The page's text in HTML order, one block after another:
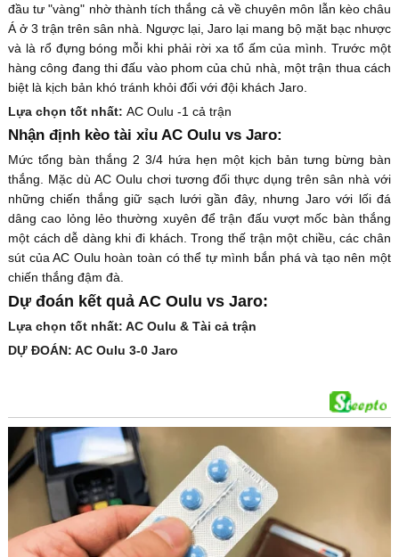
đầu tư "vàng" nhờ thành tích thắng cả về chuyên môn lẫn kèo châu
Á ở 3 trận trên sân nhà. Ngược lại, Jaro lại mang bộ mặt bạc nhược
và là rổ đựng bóng mỗi khi phải rời xa tổ ấm của mình. Trước một
hàng công đang thi đấu vào phom của chủ nhà, một trận thua cách
biệt là kịch bản khó tránh khỏi đối với đội khách Jaro.
Lựa chọn tốt nhất: AC Oulu -1 cả trận
Nhận định kèo tài xỉu AC Oulu vs Jaro:
Mức tổng bàn thắng 2 3/4 hứa hẹn một kịch bản tưng bừng bàn
thắng. Mặc dù AC Oulu chơi tương đối thực dụng trên sân nhà với
những chiến thắng giữ sạch lưới gần đây, nhưng Jaro với lối đá
dâng cao lỏng lẻo thường xuyên để trận đấu vượt mốc bàn thắng
một cách dễ dàng khi đi khách. Trong thế trận một chiều, các chân
sút của AC Oulu hoàn toàn có thể tự mình bắn phá và tạo nên một
chiến thắng đậm đà.
Dự đoán kết quả AC Oulu vs Jaro:
Lựa chọn tốt nhất: AC Oulu & Tài cả trận
DỰ ĐOÁN: AC Oulu 3-0 Jaro